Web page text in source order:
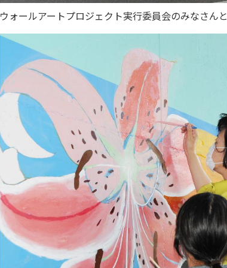
ウォールアートプロジェクト実行委員会のみなさんと